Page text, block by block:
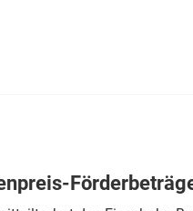
& Ausrüstung